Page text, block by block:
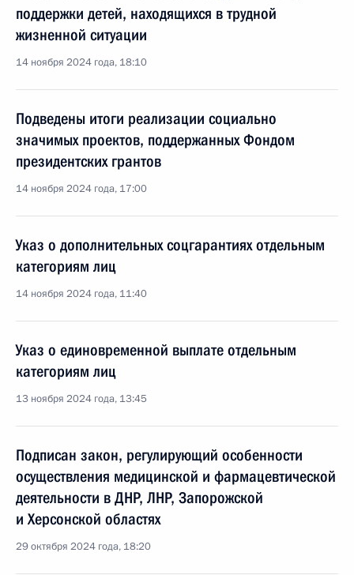
поддержки детей, находящихся в трудной
жизненной ситуации
14 ноября 2024 года, 18:10
Подведены итоги реализации социально
значимых проектов, поддержанных Фондом
президентских грантов
14 ноября 2024 года, 17:00
Указ о дополнительных соцгарантиях отдельным
категориям лиц
14 ноября 2024 года, 11:40
Указ о единовременной выплате отдельным
категориям лиц
13 ноября 2024 года, 13:45
Подписан закон, регулирующий особенности
осуществления медицинской и фармацевтической
деятельности в ДНР, ЛНР, Запорожской
и Херсонской областях
29 октября 2024 года, 18:20